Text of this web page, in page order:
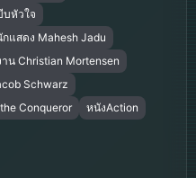
บหัวใจ
แสดง Mahesh Jadu
าน Christian Mortensen
Schwarz
Conqueror
หนังAction